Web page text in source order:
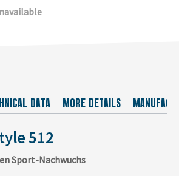
DATA MORE DETAILS
512
Sport-Nachwuchs